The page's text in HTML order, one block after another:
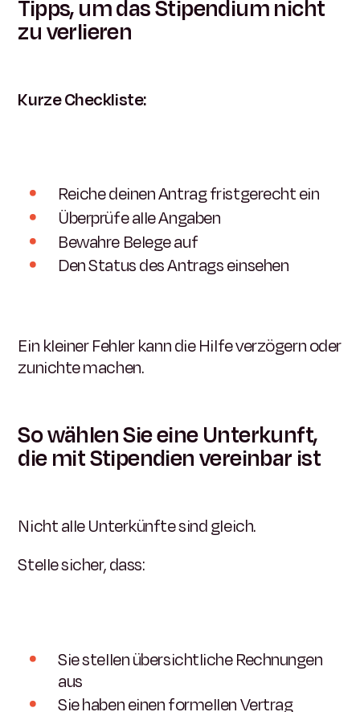
Tipps, um das Stipendium nicht
zu verlieren
Kurze Checkliste:
Reiche deinen Antrag fristgerecht ein
Überprüfe alle Angaben
Bewahre Belege auf
Den Status des Antrags einsehen
Ein kleiner Fehler kann die Hilfe verzögern oder
zunichte machen.
So wählen Sie eine Unterkunft,
die mit Stipendien vereinbar ist
Nicht alle Unterkünfte sind gleich.
Stelle sicher, dass:
Sie stellen übersichtliche Rechnungen
aus
Sie haben einen formellen Vertrag